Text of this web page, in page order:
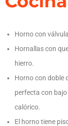
Horno con
Hornallas con
hierro.
Horno con doble
perfecta con
calórico.
El horno tiene